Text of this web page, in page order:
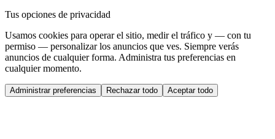
Tus opciones de privacidad
Usamos cookies para operar el sitio, medir el tráfico y — con tu
permiso — personalizar los anuncios que ves. Siempre verás
anuncios de cualquier forma. Administra tus preferencias en
cualquier momento.
Administrar preferencias Rechazar todo Aceptar todo